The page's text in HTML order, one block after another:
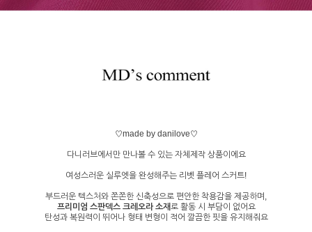
♡made by danilove♡
다니러브에서만 만나볼 수 있는 자체제작 상품이에요
여성스러운 실루엣을 완성해주는 리벳 플레어 스커트!
부드러운 텍스처와 쫀쫀한 신축성으로 편안한 착용감을 제공하며,
프리미엄 스판덱스 크레오라 소재로 활동 시 부담이 없어요
탄성과 복원력이 뛰어나 형태 변형이 적어 깔끔한 핏을 유지해줘요